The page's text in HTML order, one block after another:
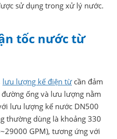
sử dụng trong xử lý nước.
tốc nước từ
lưu lượng kế điện từcần đảm
ống và lưu lượng nằm
lưu lượng kế nước DN500
thường dùng là khoảng 330
GPM), tương ứng với